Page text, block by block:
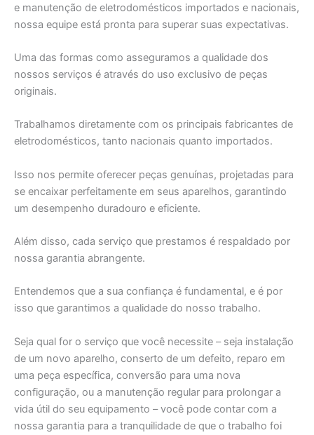
e manutenção de eletrodomésticos importados e nacionais,
nossa equipe está pronta para superar suas expectativas.
Uma das formas como asseguramos a qualidade dos
nossos serviços é através do uso exclusivo de peças
originais.
Trabalhamos diretamente com os principais fabricantes de
eletrodomésticos, tanto nacionais quanto importados.
Isso nos permite oferecer peças genuínas, projetadas para
se encaixar perfeitamente em seus aparelhos, garantindo
um desempenho duradouro e eficiente.
Além disso, cada serviço que prestamos é respaldado por
nossa garantia abrangente.
Entendemos que a sua confiança é fundamental, e é por
isso que garantimos a qualidade do nosso trabalho.
Seja qual for o serviço que você necessite – seja instalação
de um novo aparelho, conserto de um defeito, reparo em
uma peça específica, conversão para uma nova
configuração, ou a manutenção regular para prolongar a
vida útil do seu equipamento – você pode contar com a
nossa garantia para a tranquilidade de que o trabalho foi